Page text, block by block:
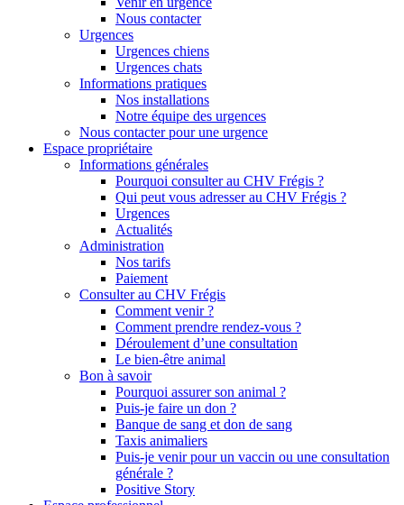
Nous contacter
Urgences
Urgences chiens
Urgences chats
Informations pratiques
Nos installations
Notre équipe des urgences
Nous contacter pour une urgence
Espace propriétaire
Informations générales
Pourquoi consulter au CHV Frégis ?
Qui peut vous adresser au CHV Frégis ?
Urgences
Actualités
Administration
Nos tarifs
Paiement
Consulter au CHV Frégis
Comment venir ?
Comment prendre rendez-vous ?
Déroulement d’une consultation
Le bien-être animal
Bon à savoir
Pourquoi assurer son animal ?
Puis-je faire un don ?
Banque de sang et don de sang
Taxis animaliers
Puis-je venir pour un vaccin ou une consultation
générale ?
Positive Story